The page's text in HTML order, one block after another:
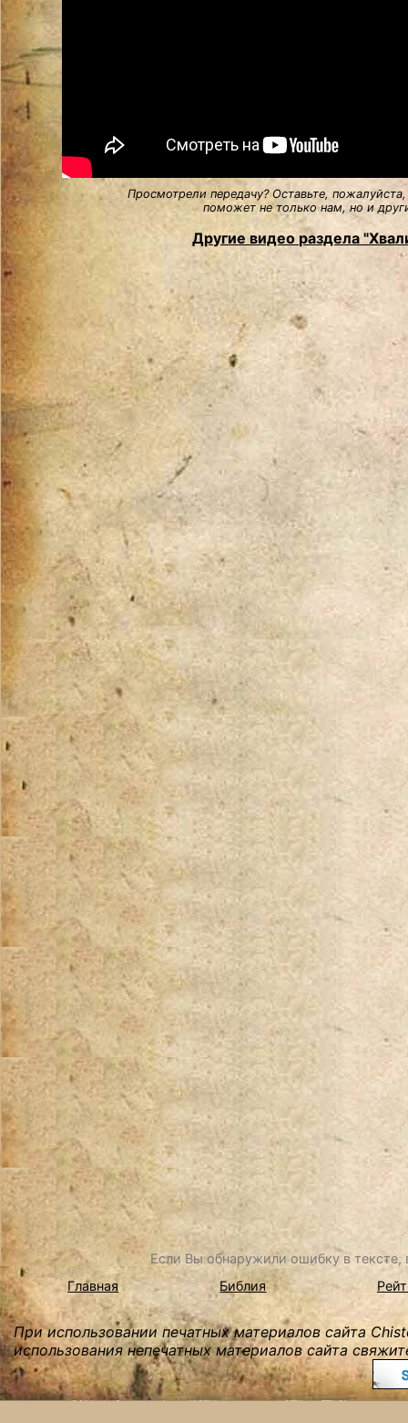
Просмотрели передачу? Оставьте,
поможет не только нам, но и
Другие видео раздела
Если Вы обнаружили ошибку в
Главная
Библия
При использовании печатных материалов сайта
использования непечатных материалов сайта